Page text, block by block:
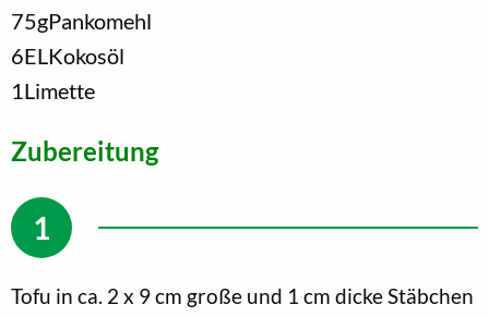
75gPankomehl
6EL Kokosöl
1 Limette
Zubereitung
Tofu in ca. 2 x 9 cm große und 1 cm dicke Stäbchen